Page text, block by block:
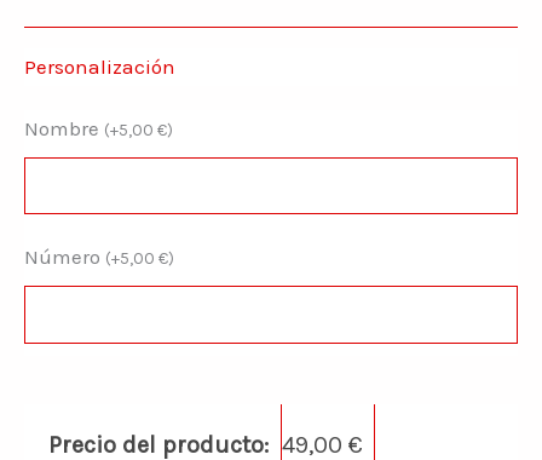
Personalización
Nombre (+5,00 €)
Número (+5,00 €)
Precio del producto: 49,00 €